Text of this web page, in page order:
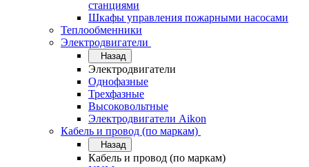
станциями
Шкафы управления пожарными насосами
Теплообменники
Электродвигатели
Назад
Электродвигатели
Однофазные
Трехфазные
Высоковольтные
Электродвигатели Aikon
Кабель и провод (по маркам)
Назад
Кабель и провод (по маркам)